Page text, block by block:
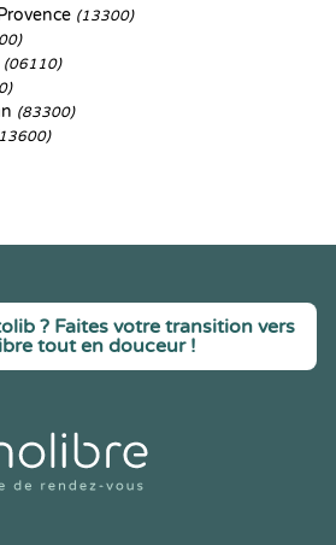
(13300)
(06110)
(83300)
? Faites votre transition vers
tout en douceur !